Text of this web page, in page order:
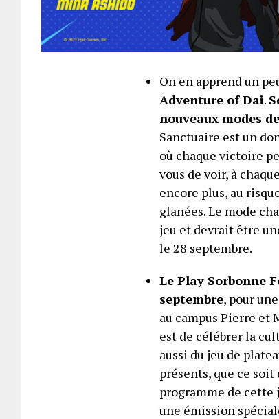
On en apprend un
Adventure of Dai.
nouveaux modes
Sanctuaire est un
où chaque victoire
vous de voir, à
encore plus, au
glanées. Le mode
jeu et devrait être
le 28 septembre.
Le Play Sorbonne
septembre, pour
au campus Pierre et
est de célébrer la
aussi du jeu de
présents, que ce soit
programme de cette
une émission